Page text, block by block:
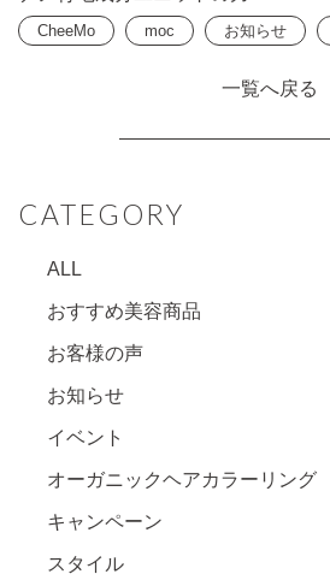
CATEGORY
ALL
おすすめ美容商品
お客様の声
お知らせ
イベント
オーガニックヘアカラーリング
キャンペーン
スタイル
CheeMo moc お知らせ
一覧へ戻る